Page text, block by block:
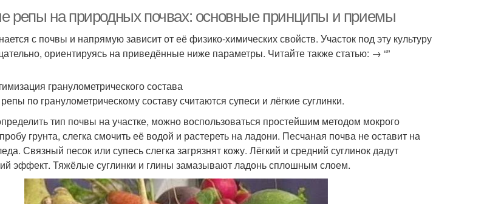
репы на природных почвах: основные принципы и приемы
с почвы и напрямую зависит от её физико-химических свойств. Участок под эту культуру
ориентируясь на приведённые ниже параметры. Читайте также статью: → “”
гранулометрического состава
по гранулометрическому составу считаются супеси и лёгкие суглинки.
тип почвы на участке, можно воспользоваться простейшим методом мокрого
грунта, слегка смочить её водой и растереть на ладони. Песчаная почва не оставит на
Связный песок или супесь слегка загрязнят кожу. Лёгкий и средний суглинок дадут
эффект. Тяжёлые суглинки и глины замазывают ладонь сплошным слоем.